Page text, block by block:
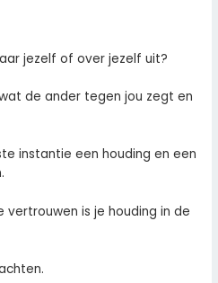
jezelf of over jezelf uit?
de ander tegen jou zegt en
instantie een houding en een
is je houding in de